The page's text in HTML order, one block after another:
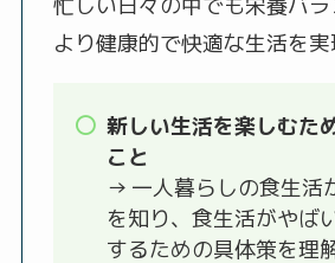
忙しい日々の中でも栄養バラ
より健康的で快適な生活を実
新しい生活を楽しむた
こと
→ 一人暮らしの食生活
を知り、食生活がやば
するための具体策を理